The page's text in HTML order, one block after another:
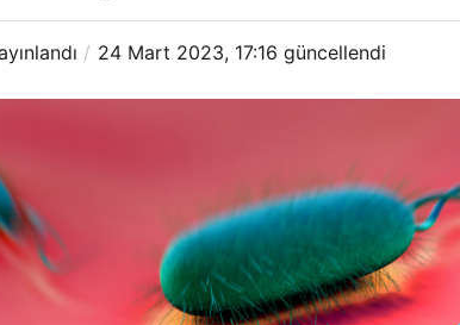
24 Mart 2023, 17:16 güncellendi